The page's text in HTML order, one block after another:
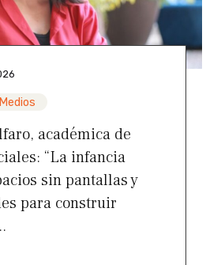
académica de
“La infancia
sin pantallas y
para construir